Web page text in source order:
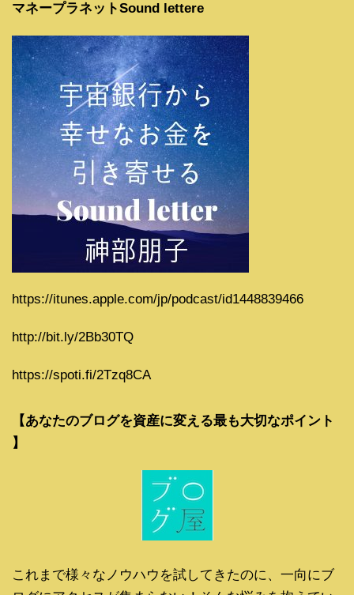
マネープラネットSound lettere
https://itunes.apple.com/jp/podcast/id1448839466
http://bit.ly/2Bb30TQ
https://spoti.fi/2Tzq8CA
【あなたのブログを資産に変える最も大切なポイント
】
これまで様々なノウハウを試してきたのに、一向にブ